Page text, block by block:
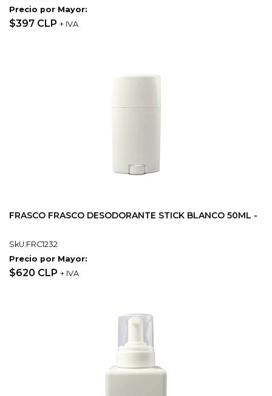
Precio por Mayor:
$397 CLP + IVA
FRASCO FRASCO DESODORANTE STICK BLANCO 50ML -
SkU:FRC1232
Precio por Mayor:
$620 CLP + IVA